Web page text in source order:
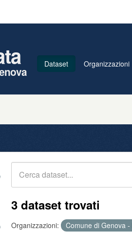
Dataset Organizzazioni
3 dataset trovati
Organizzazioni: Comune di Genova